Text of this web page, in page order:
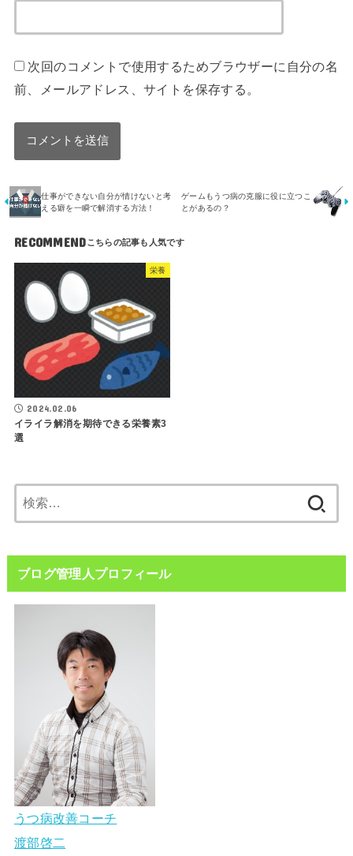
次回のコメントで使用するためブラウザーに自分の名
前、メールアドレス、サイトを保存する。
仕事ができない自分が情けないと考
える癖を一瞬で解消する方法！
ゲームもうつ病の克服に役に立つこ
とがあるの？
RECOMMEND
栄養
2024.02.06
イライラ解消を期待できる栄養素3
選
索:
ブログ管理人プロフィール
うつ病改善コーチ
渡部啓二